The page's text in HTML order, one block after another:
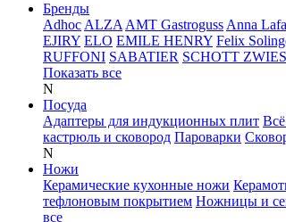
Бренды
Adhoc ALZA AMT Gastroguss Anna
EJIRY ELO EMILE HENRY Felix
RUFFONI SABATIER SCHOTT
Показать все
N
Посуда
Адаптеры для индукционных плит
кастрюль и сковород Пароварки
N
Ножи
Керамические кухонные ножи
тефлоновым покрытием Ножницы и
все